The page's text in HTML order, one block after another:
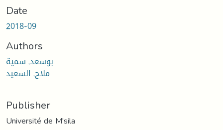
Date
2018-09
Authors
بوسعد, سمية
ملاح, السعيد
Publisher
Université de M'sila